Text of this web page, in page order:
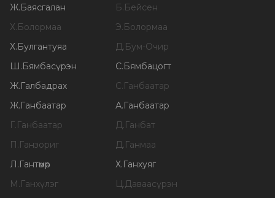
Ж.Баясгалан Б.Бейсен
Х.Болормаа Э.Болормаа
Х.Булгантуяа Д.Бум-Очир
Ш.Бямбасүрэн С.Бямбацогт
Ж.Галбадрах С.Ганбаатар
Ж.Ганбаатар А.Ганбаатар
Г.Ганбаатар Д.Ганбат
П.Ганзориг Д.Ганмаа
Л.Гантөмөр Х.Ганхуяг
М.Ганхүлэг Ц.Даваасүрэн